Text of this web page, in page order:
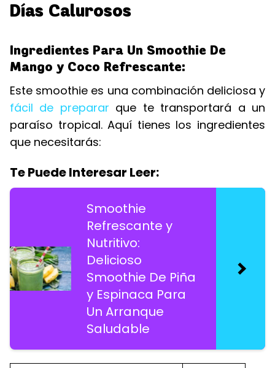
Días Calurosos
Ingredientes Para Un Smoothie De
Mango y Coco Refrescante:
Este smoothie es una combinación deliciosa y
fácil de preparar que te transportará a un
paraíso tropical. Aquí tienes los ingredientes
que necesitarás:
Te Puede Interesar Leer:
Smoothie
Refrescante y
Nutritivo:
Delicioso
Smoothie De Piña
y Espinaca Para
Un Arranque
Saludable